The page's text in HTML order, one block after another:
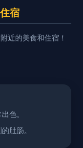
宿
近的美食和住宿！
色。
肚肠。